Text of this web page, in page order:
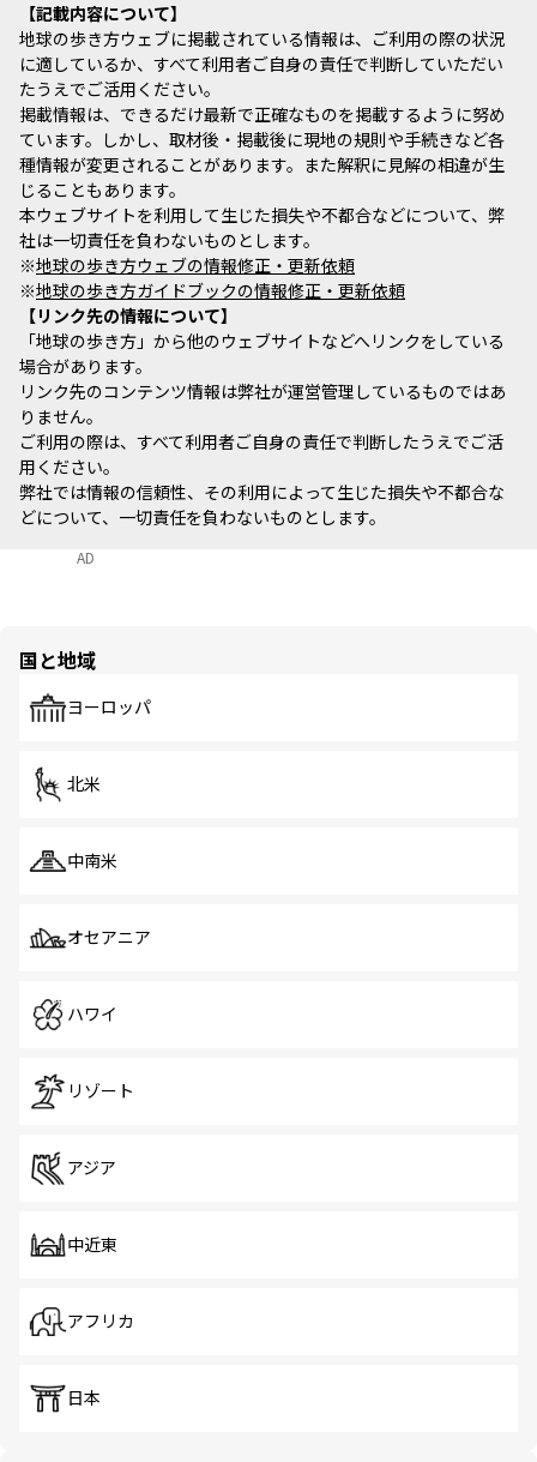
記載内容について
地球の歩き方ウェブに掲載されている情報は、ご利用の際の状況
に適しているか、すべて利用者ご自身の責任で判断していただい
たうえでご活用ください。
掲載情報は、できるだけ最新で正確なものを掲載するように努め
ています。しかし、取材後・掲載後に現地の規則や手続きなど各
種情報が変更されることがあります。また解釈に見解の相違が生
じることもあります。
本ウェブサイトを利用して生じた損失や不都合などについて、弊
社は一切責任を負わないものとします。
※地球の歩き方ウェブの情報修正・更新依頼
※地球の歩き方ガイドブックの情報修正・更新依頼
リンク先の情報について
「地球の歩き方」から他のウェブサイトなどへリンクをしている
場合があります。
リンク先のコンテンツ情報は弊社が運営管理しているものではあ
りません。
ご利用の際は、すべて利用者ご自身の責任で判断したうえでご活
用ください。
弊社では情報の信頼性、その利用によって生じた損失や不都合な
どについて、一切責任を負わないものとします。
AD
国と地域
ヨーロッパ
北米
中南米
オセアニア
ハワイ
リゾート
アジア
中近東
アフリカ
日本